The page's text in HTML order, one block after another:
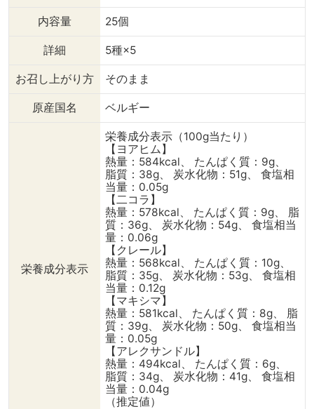
内容量 25個
詳細 5種×5
お召し上がり方 そのまま
原産国名 ベルギー
栄養成分表示
栄養成分表示（100g当たり）
【ヨアヒム】
熱量：584kcal、 たんぱく質：9g、
脂質：38g、 炭水化物：51g、 食塩相
当量：0.05g
【二コラ】
熱量：578kcal、 たんぱく質：9g、 脂
質：36g、 炭水化物：54g、 食塩相当
量：0.06g
【クレール】
熱量：568kcal、 たんぱく質：10g、
脂質：35g、 炭水化物：53g、 食塩相
当量：0.12g
【マキシマ】
熱量：581kcal、 たんぱく質：8g、 脂
質：39g、 炭水化物：50g、 食塩相当
量：0.05g
【アレクサンドル】
熱量：494kcal、 たんぱく質：6g、
脂質：34g、 炭水化物：41g、 食塩相
当量：0.04g
（推定値）